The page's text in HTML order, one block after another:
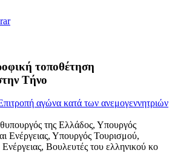
τοποθέτηση
Τήνο
αγώνα κατά των ανεμογεννητριών
της Ελλάδος, Υπουργός
Ενέργειας, Υπουργός Τουρισμού,
Βουλευτές του ελληνικού κο